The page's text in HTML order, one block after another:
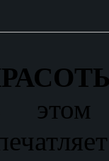
этом